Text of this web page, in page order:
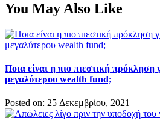
You May Also Like
Ποια είναι η πιο πιεστική πρόκληση
μεγαλύτερου wealth fund;
Posted on: 25 Δεκεμβρίου, 2021